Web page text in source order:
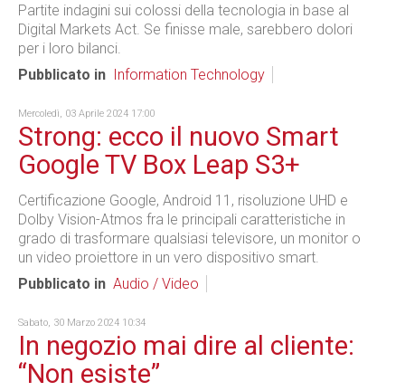
Partite indagini sui colossi della tecnologia in base al
Digital Markets Act. Se finisse male, sarebbero dolori
per i loro bilanci.
Pubblicato in
Information Technology
Mercoledì, 03 Aprile 2024 17:00
Strong: ecco il nuovo Smart
Google TV Box Leap S3+
Certificazione Google, Android 11, risoluzione UHD e
Dolby Vision-Atmos fra le principali caratteristiche in
grado di trasformare qualsiasi televisore, un monitor o
un video proiettore in un vero dispositivo smart.
Pubblicato in Audio / Video
Sabato, 30 Marzo 2024 10:34
In negozio mai dire al cliente:
“Non esiste”